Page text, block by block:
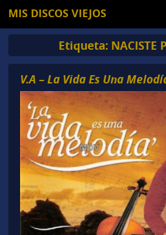
MIS DISCOS VIEJOS
Etiqueta: NACISTE
V.A – La Vida Es Una